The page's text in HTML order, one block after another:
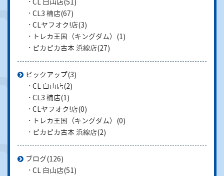
CL3 楠店(67)
CLヤフオク!店(3)
トレカ王国（キングダム） (1)
ピカピカ古本 浜線店(27)
ピックアップ(3)
CL 白山店(2)
CL3 楠店(1)
CLヤフオク!店(0)
トレカ王国（キングダム） (0)
ピカピカ古本 浜線店(2)
ブログ(126)
CL 白山店(51)